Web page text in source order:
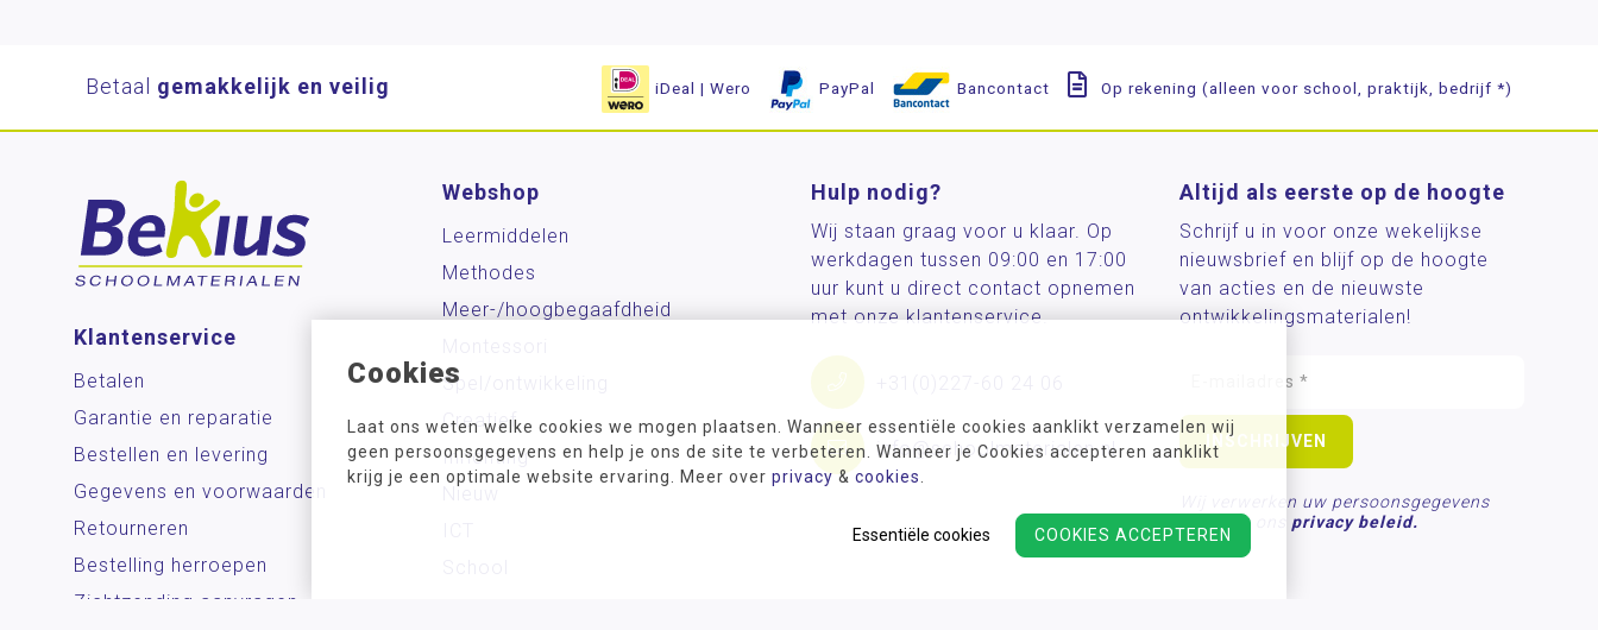
Cookies
Laat ons weten welke cookies we mogen plaatsen. Wanneer essentiële cookies aanklikt verzamelen wij
geen persoonsgegevens en help je ons de site te verbeteren. Wanneer je Cookies accepteren aanklikt
krijg je een optimale website ervaring. Meer over privacy&cookies
COOKIES ACCEPTEREN
Essentiële cookies
Betaal gemakkelijk en veilig iDeal | Wero PayPal Bancontact Op rekening (alleen voor school, praktijk, bedrijf *)
Klantenservice
Betalen
Garantie en reparatie
Bestellen en levering
Gegevens en voorwaarden
Retourneren
Bestelling herroepen
Zichtzending aanvragen
Webshop
Leermiddelen
Methodes
Meer-/hoog­begaafdheid
Spel/ontwikkeling
Creatief
Inrichting
Nieuw
Hulp nodig?
Wij staan graag voor u klaar. Op
werkdagen tussen 09:00 en 17:00
uur kunt u direct contact opnemen
met onze klantenservice.
info@schoolmaterialen.nl
Altijd als eerste op de hoogte
Schrijf u in voor onze wekelijkse
nieuwsbrief en blijf op de hoogte
van acties en de nieuwste
ontwikkelingsmaterialen!
Wij verwerken uw persoonsgegevens
conform ons privacy beleid.